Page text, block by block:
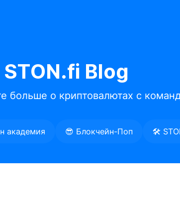
STON.fi Blog
больше о криптовалютах с
академия 😎 Блокчейн-Поп 🛠️